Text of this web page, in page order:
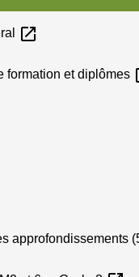
open_in_new
formation et diplômes
approfondissements